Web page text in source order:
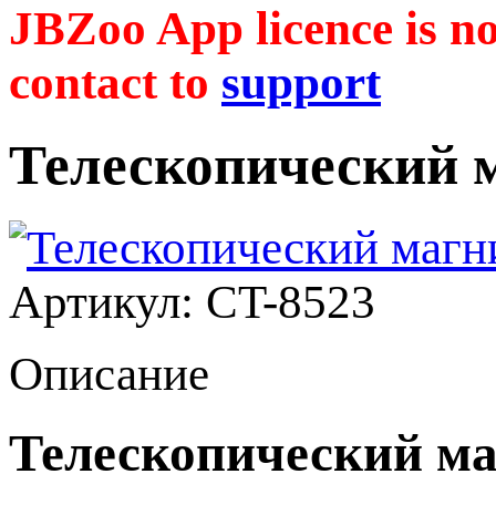
JBZoo App licence is
contact to support
Телескопический
Артикул: CT-8523
Описание
Телескопический